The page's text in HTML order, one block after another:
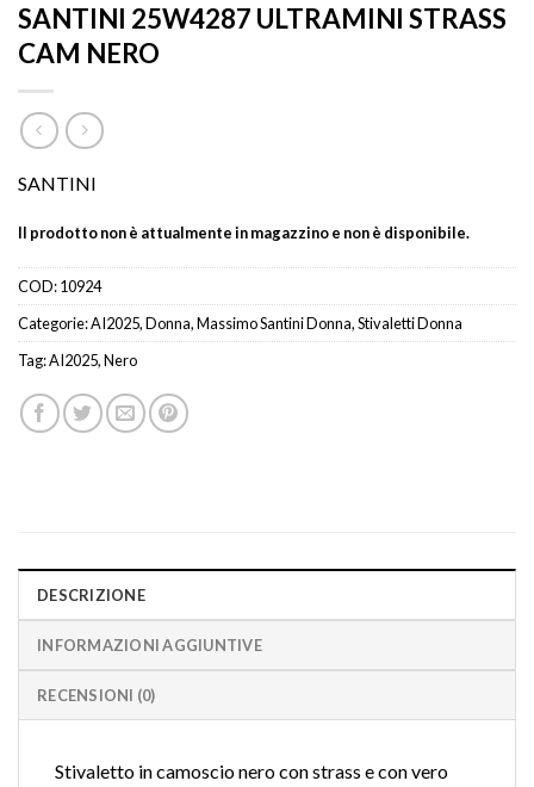
SANTINI 25W4287 ULTRAMINI STRASS
CAM NERO
SANTINI
Il prodotto non è attualmente in magazzino e non è disponibile.
COD:10924
Categorie:AI2025,Donna,Massimo Santini Donna,Stivaletti Donna
Tag:AI2025,Nero
DESCRIZIONE
INFORMAZIONI AGGIUNTIVE
RECENSIONI (0)
Stivaletto in camoscio nero con strass e con vero